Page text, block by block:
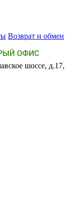
Возврат и обмен
шоссе, д.17,